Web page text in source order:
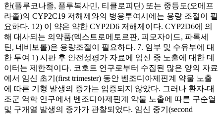
한(플루코나졸, 플루복사민, 티클로피딘) 또는 중등도(오메프
라졸)의 CYP2C19 저해제와의 병용투여시에는 용량 조절이 필
요하다. 12) 이 약은 약한 CYP2D6 저해제이다. CYP2D6에 의
해 대사되는 의약품(덱스트로메토르판, 피모자이드, 파록세
틴, 네비보롤)은 용량조절이 필요하다. 7. 임부 및 수유부에 대
한 투여 1) 시판 후 안전성평가 자료에 임신 중 노출에 대한 데
이터는 제한적이다. 코호트 연구로부터 수집된 많은 양의 자료
에서 임신 초기(first trimester) 동안 벤조디아제핀계 약물 노출
에 따른 기형 발생의 증가는 입증되지 않았다. 그러나 환자-대
조군 역학 연구에서 벤조디아제핀계 약물 노출에 따른 구순열
및 구개열 발생의 증가가 관찰되었다. 임신 중기(second